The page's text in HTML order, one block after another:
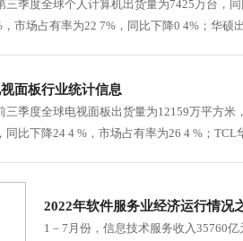
三季度全球个人计算机出货量为7425万台，
市场占有率为22 7%，同比下降0 4%；华硕
面板行业统计信息
三季度全球电视面板出货量为12159万平方
比下降24 4 %，市场占有率为26 4 %；
2022年软件服务业经济运行情况
1－7月份，信息技术服务收入35760